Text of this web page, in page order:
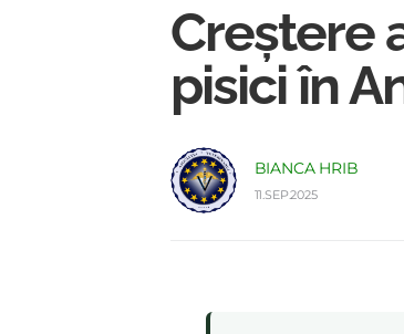
Creștere
pisici în
BIANCA HRIB
11.SEP.2025